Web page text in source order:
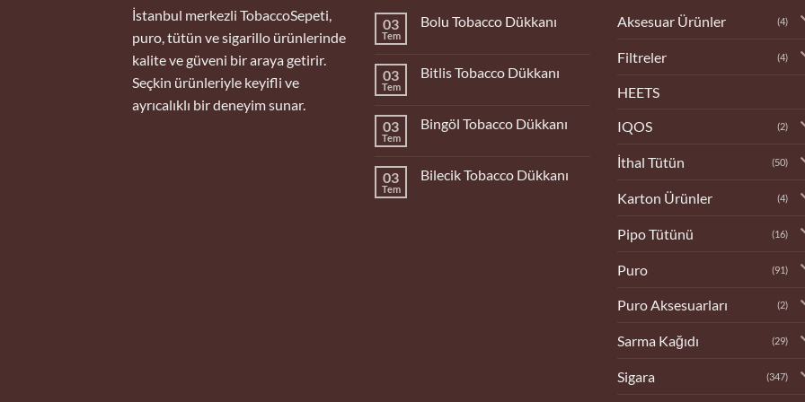
İstanbul merkezli TobaccoSepeti,
puro, tütün ve sigarillo ürünlerinde
kalite ve güveni bir araya getirir.
Seçkin ürünleriyle keyifli ve
ayrıcalıklı bir deneyim sunar.
03
Tem
Bolu Tobacco Dükkanı
Tobacco
03
Tem
Bitlis Tobacco Dükkanı
Tobacco
03
Tem
Bingöl Tobacco Dükkanı
Tobacco
03
Tem
Bilecik Tobacco Dükkanı
Aksesuar Ürünler (4)
Filtreler (4)
HEETS
IQOS (2)
İthal Tütün (50)
Karton Ürünler (4)
Pipo Tütünü (16)
Puro (91)
Puro Aksesuarları (2)
Sarma Kağıdı (29)
Sigara (347)